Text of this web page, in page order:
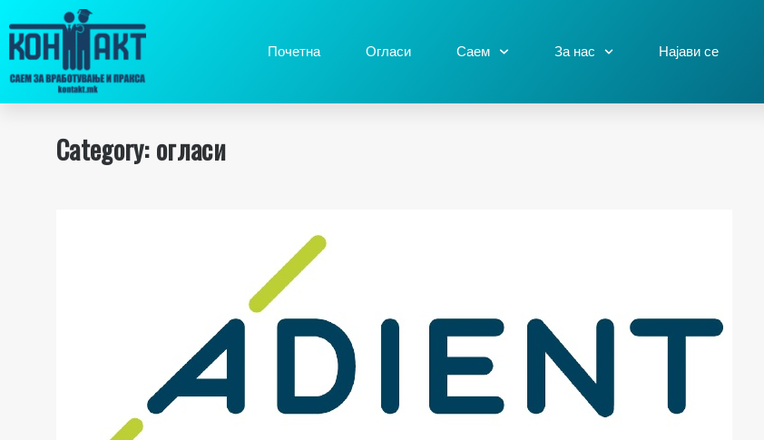
Почетна Огласи Саем За нас Најави се
Category:огласи